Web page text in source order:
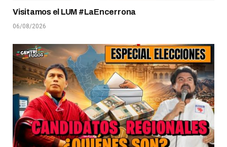
Visitamos el LUM #LaEncerrona
06/08/2026